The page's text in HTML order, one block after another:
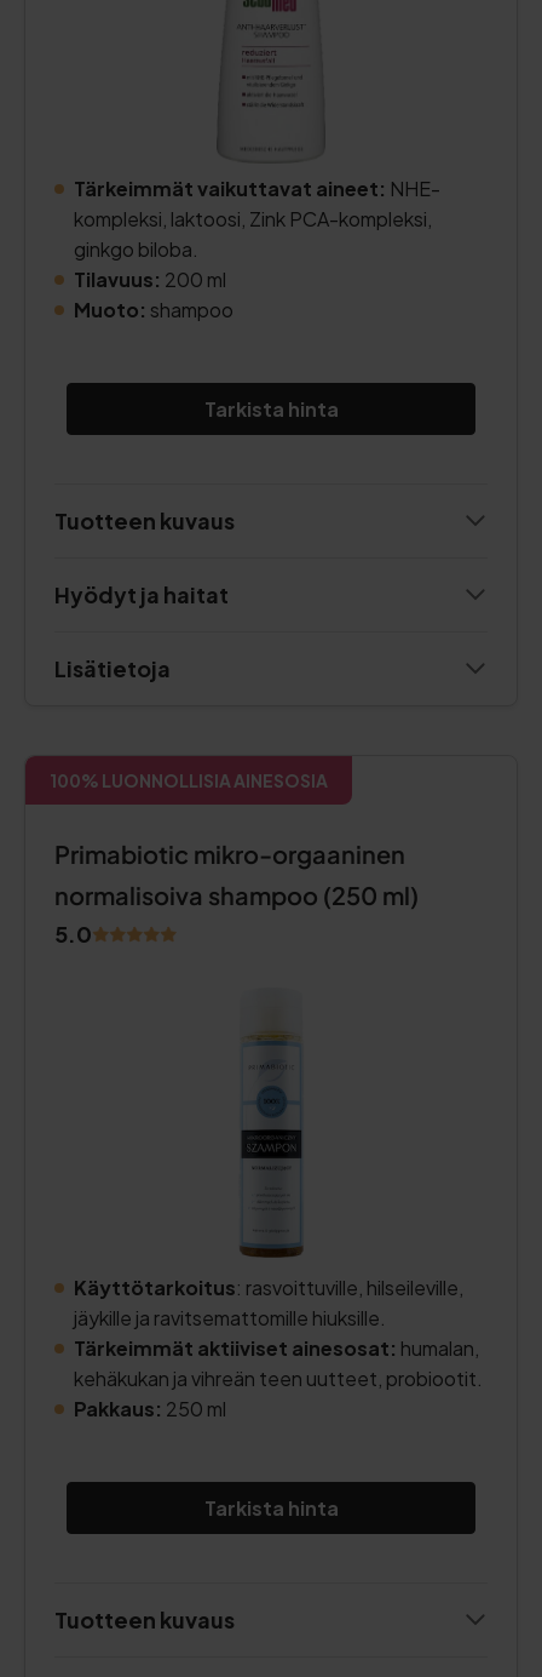
Tärkeimmät vaikuttavat aineet: NHE-
kompleksi, laktoosi, Zink PCA-kompleksi,
ginkgo biloba.
Tilavuus: 200 ml
Muoto: shampoo
Tarkista hinta
Tuotteen kuvaus
Hyödyt ja haitat
Lisätietoja
100% LUONNOLLISIA AINESOSIA
Primabiotic mikro-orgaaninen
normalisoiva shampoo (250 ml)
5.0
Käyttötarkoitus: rasvoittuville, hilseileville,
jäykille ja ravitsemattomille hiuksille.
Tärkeimmät aktiiviset ainesosat: humalan,
kehäkukan ja vihreän teen uutteet, probiootit.
Pakkaus: 250 ml
Tarkista hinta
Tuotteen kuvaus